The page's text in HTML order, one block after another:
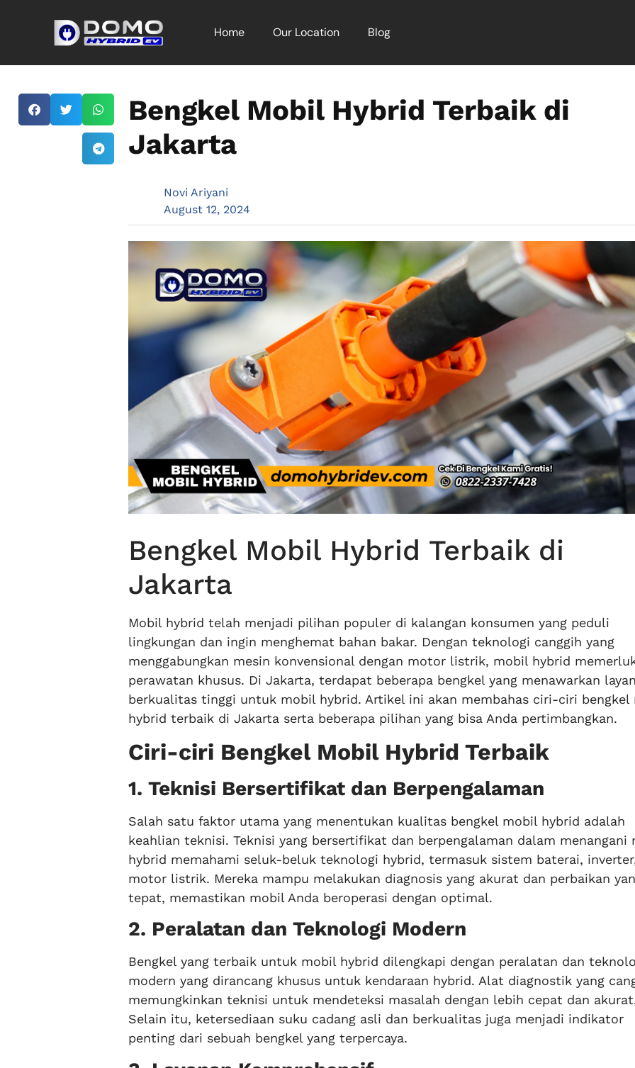
Home Our Location Blog
Bengkel Mobil Hybrid Terbaik di
Jakarta
Novi Ariyani
August 12, 2024
Bengkel Mobil Hybrid Terbaik di
Jakarta
Mobil hybrid telah menjadi pilihan populer di kalangan konsumen yang peduli
lingkungan dan ingin menghemat bahan bakar. Dengan teknologi canggih yang
menggabungkan mesin konvensional dengan motor listrik, mobil hybrid
perawatan khusus. Di Jakarta, terdapat beberapa bengkel yang menawarkan
berkualitas tinggi untuk mobil hybrid. Artikel ini akan membahas ciri-ciri bengkel
hybrid terbaik di Jakarta serta beberapa pilihan yang bisa Anda pertimbangkan.
Ciri-ciri Bengkel Mobil Hybrid Terbaik
1. Teknisi Bersertifikat dan Berpengalaman
Salah satu faktor utama yang menentukan kualitas bengkel mobil hybrid adalah
keahlian teknisi. Teknisi yang bersertifikat dan berpengalaman dalam menangani
hybrid memahami seluk-beluk teknologi hybrid, termasuk sistem baterai,
motor listrik. Mereka mampu melakukan diagnosis yang akurat dan perbaikan
tepat, memastikan mobil Anda beroperasi dengan optimal.
2. Peralatan dan Teknologi Modern
Bengkel yang terbaik untuk mobil hybrid dilengkapi dengan peralatan dan
modern yang dirancang khusus untuk kendaraan hybrid. Alat diagnostik yang
memungkinkan teknisi untuk mendeteksi masalah dengan lebih cepat dan
Selain itu, ketersediaan suku cadang asli dan berkualitas juga menjadi indikator
penting dari sebuah bengkel yang terpercaya.